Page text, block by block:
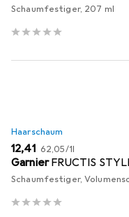
Schaumfestiger, 207 ml
Haarschaum
EUR
12,41 EUR
62,05/1l
GarnierFRUCTIS
Schaumfestiger,